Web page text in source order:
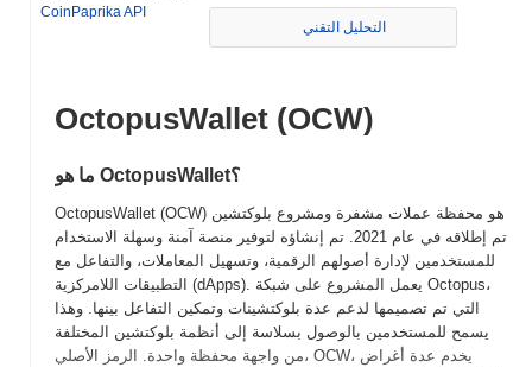
CoinPaprika API
التحليل التقني
OctopusWallet (OCW)
ما هو OctopusWallet؟
OctopusWallet (OCW) هو محفظة عملات مشفرة ومشروع بلوكتشين
تم إطلاقه في عام 2021. تم إنشاؤه لتوفير منصة آمنة وسهلة الاستخدام
للمستخدمين لإدارة أصولهم الرقمية، وتسهيل المعاملات، والتفاعل مع
التطبيقات اللامركزية (dApps). يعمل المشروع على شبكة Octopus،
التي تم تصميمها لدعم عدة بلوكتشينات وتمكين التفاعل بينها. وهذا
يسمح للمستخدمين بالوصول بسلاسة إلى أنظمة بلوكتشين المختلفة
من واجهة محفظة واحدة. الرمز الأصلي، OCW، يخدم عدة أغراض